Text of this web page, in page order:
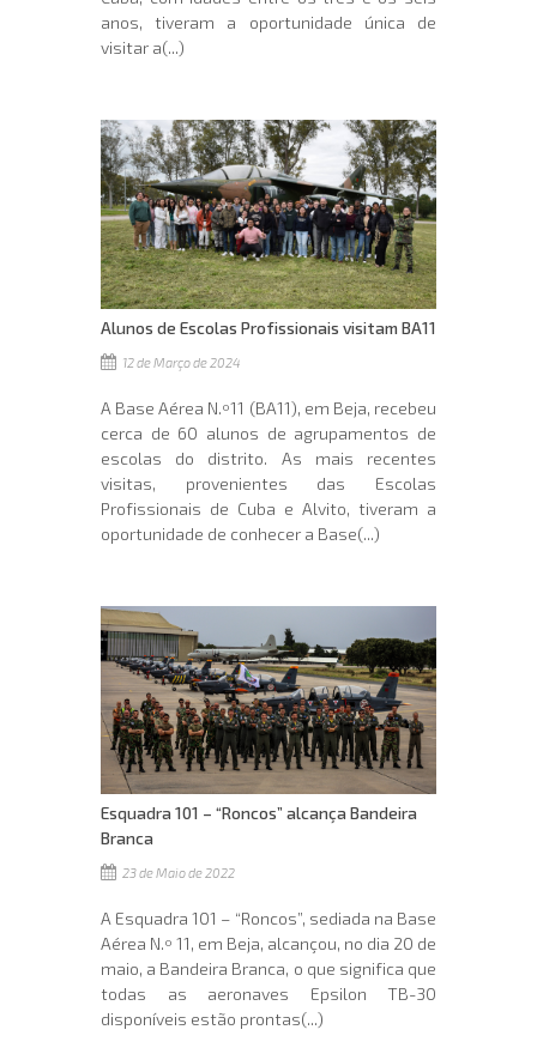
anos, tiveram a oportunidade única de
visitar a(...)
Alunos de Escolas Profissionais visitam BA11
12 de Março de 2024
A Base Aérea N.º11 (BA11), em Beja, recebeu
cerca de 60 alunos de agrupamentos de
escolas do distrito. As mais recentes
visitas, provenientes das Escolas
Profissionais de Cuba e Alvito, tiveram a
oportunidade de conhecer a Base(...)
Esquadra 101 – “Roncos” alcança Bandeira
Branca
23 de Maio de 2022
A Esquadra 101 – “Roncos”, sediada na Base
Aérea N.º 11, em Beja, alcançou, no dia 20 de
maio, a Bandeira Branca, o que significa que
todas as aeronaves Epsilon TB-30
disponíveis estão prontas(...)